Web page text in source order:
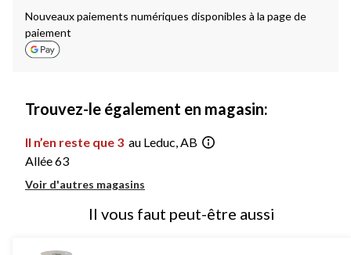
Nouveaux paiements numériques disponibles à la page de
paiement
Trouvez-le également en magasin:
Il n’en reste que 3 au Leduc, AB
Allée 63
Voir d'autres magasins
Il vous faut peut-être aussi